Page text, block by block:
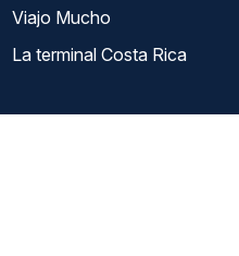
Viajo Mucho
La terminal Costa Rica